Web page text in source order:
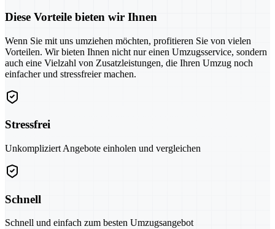
Diese Vorteile bieten wir Ihnen
Wenn Sie mit uns umziehen möchten, profitieren Sie von vielen
Vorteilen. Wir bieten Ihnen nicht nur einen Umzugsservice, sondern
auch eine Vielzahl von Zusatzleistungen, die Ihren Umzug noch
einfacher und stressfreier machen.
Stressfrei
Unkompliziert Angebote einholen und vergleichen
Schnell
Schnell und einfach zum besten Umzugsangebot